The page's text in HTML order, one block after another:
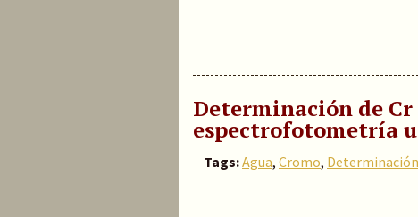
Determinación de
espectrofotometría
Tags:Agua, Cromo,